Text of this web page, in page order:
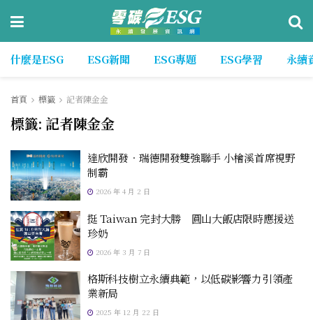
什麼是ESG ESG新聞 ESG專題 ESG學習 永續
首頁 標籤 記者陳金金
標籤: 記者陳金金
達欣開發．瑞德開發雙強聯手 小檜溪首席視野
制霸
2026 年 4 月 2 日
挺 Taiwan 完封大勝 圓山大飯店限時應援送
珍奶
2026 年 3 月 7 日
格斯科技樹立永續典範，以低碳影響力引領產
業新局
2025 年 12 月 22 日